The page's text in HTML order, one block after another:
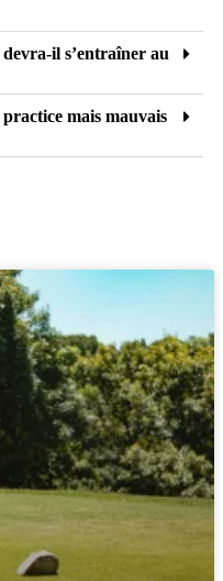
il s’entraîner au
mais mauvais